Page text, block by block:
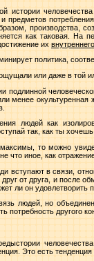
истории
предметов
производства,
как таковая.
их
политика,
или даже в той
подлинной
менее
людей как
так, как ты
то можно
что иное, как
вступают в связи,
от друга, и после
ли он удовлетворить
людей, но
потребность другого
Это есть